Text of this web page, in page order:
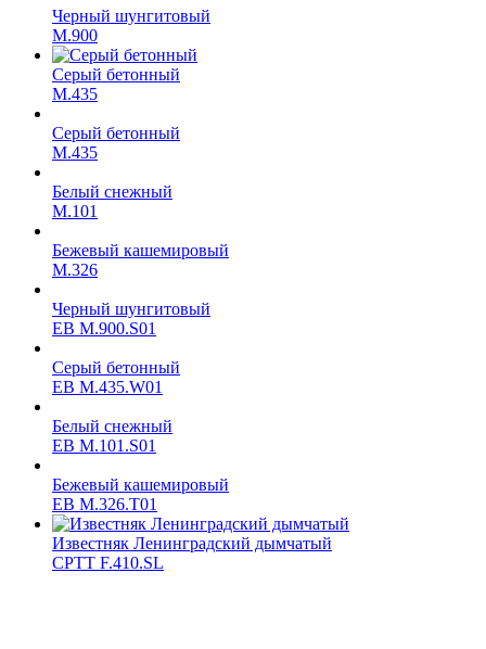
Черный шунгитовый
M.900
Серый бетонный
М.435
Серый бетонный
М.435
Белый снежный
M.101
Бежевый кашемировый
M.326
Черный шунгитовый
ЕВ M.900.S01
Серый бетонный
ЕВ M.435.W01
Белый снежный
ЕВ M.101.S01
Бежевый кашемировый
ЕВ M.326.T01
Известняк Ленинградский дымчатый
CPTT F.410.SL